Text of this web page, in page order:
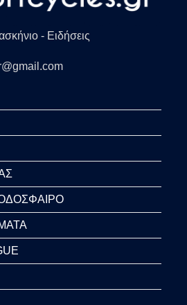
- Ειδήσεις